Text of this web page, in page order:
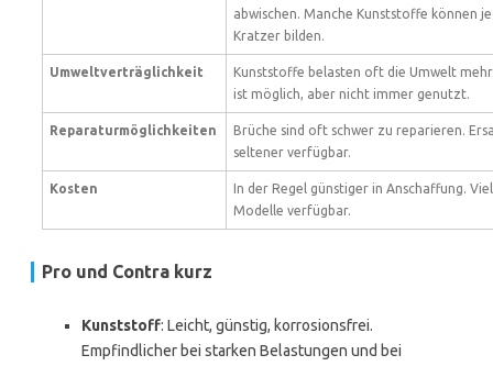
abwischen. Manche Kunststoffe können
Kratzer bilden.
Umweltverträglichkeit
Kunststoffe belasten oft die Umwelt
ist möglich, aber nicht immer genutzt.
Reparaturmöglichkeiten
Brüche sind oft schwer zu reparieren.
seltener verfügbar.
Kosten
In der Regel günstiger in Anschaffung.
Modelle verfügbar.
Pro und Contra kurz
Kunststoff: Leicht, günstig, korrosionsfrei.
Empfindlicher bei starken Belastungen und bei